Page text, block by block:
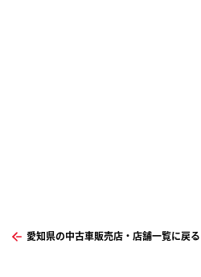
愛知県の中古車販売店・店舗一覧に戻る